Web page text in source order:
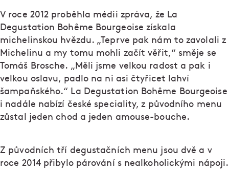
V roce 2012 proběhla médii zpráva, že La
Degustation Bohême Bourgeoise získala
michelinskou hvězdu. „Teprve pak nám to zavolali z
Michelinu a my tomu mohli začít věřit,“ směje se
Tomáš Brosche. „Měli jsme velkou radost a pak i
velkou oslavu, padlo na ni asi čtyřicet lahví
šampaňského.“ La Degustation Bohême Bourgeoise
i nadále nabízí české speciality, z původního menu
zůstal jeden chod a jeden amouse-bouche.
Z původních tří degustačních menu jsou dvě a v
roce 2014 přibylo párování s nealkoholickými nápoji.